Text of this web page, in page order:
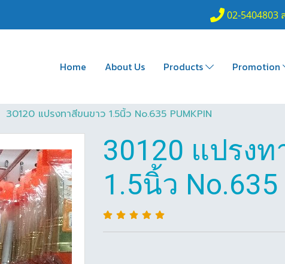
02-5404803
Home About Us Products Promotion
30120 แปรงทาสีขนขาว 1.5นิ้ว No.635 PUMKPIN
30120 แปรง
1.5นิ้ว No.635